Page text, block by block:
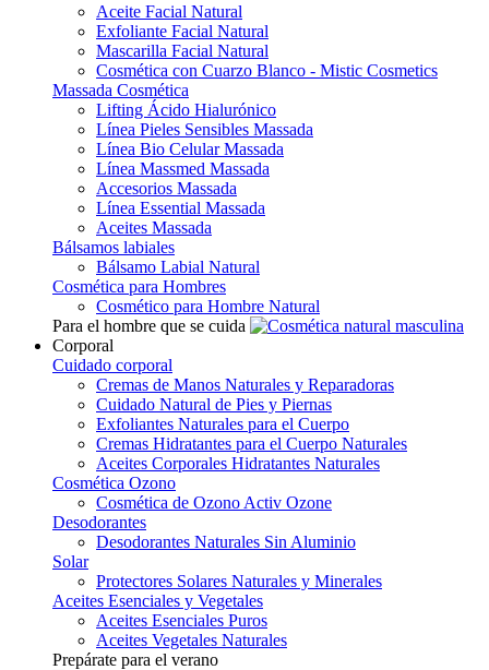
Aceite Facial Natural
Exfoliante Facial Natural
Mascarilla Facial Natural
Cosmética con Cuarzo Blanco - Mistic Cosmetics
Massada Cosmética
Lifting Ácido Hialurónico
Línea Pieles Sensibles Massada
Línea Bio Celular Massada
Línea Massmed Massada
Accesorios Massada
Línea Essential Massada
Aceites Massada
Bálsamos labiales
Bálsamo Labial Natural
Cosmética para Hombres
Cosmético para Hombre Natural
Para el hombre que se cuida
Corporal
Cuidado corporal
Cremas de Manos Naturales y Reparadoras
Cuidado Natural de Pies y Piernas
Exfoliantes Naturales para el Cuerpo
Cremas Hidratantes para el Cuerpo Naturales
Aceites Corporales Hidratantes Naturales
Cosmética Ozono
Cosmética de Ozono Activ Ozone
Desodorantes
Desodorantes Naturales Sin Aluminio
Solar
Protectores Solares Naturales y Minerales
Aceites Esenciales y Vegetales
Aceites Esenciales Puros
Aceites Vegetales Naturales
Prepárate para el verano